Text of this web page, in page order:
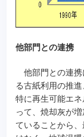
他部門との連携
他部門との連携
る古紙利用の推
特に再生可能エ
って、焼却灰が
ていることから